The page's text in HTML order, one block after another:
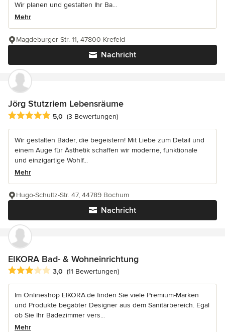
Wir planen und gestalten Ihr Ba...
Mehr
Nachricht
Magdeburger Str. 11, 47800 Krefeld
Jörg Stutzriem Lebensräume
Durchschnittliche Bewertung: 5 von 5 Sternen
5,0 (3 Bewertungen)
Wir gestalten Bäder, die begeistern! Mit Liebe zum Detail und
einem Auge für Ästhetik schaffen wir moderne, funktionale
und einzigartige Wohlf...
Mehr
Nachricht
Hugo-Schultz-Str. 47, 44789 Bochum
EIKORA Bad- & Wohneinrichtung
Durchschnittliche Bewertung: 3 von 5 Sternen
3,0 (11 Bewertungen)
Im Onlineshop EIKORA.de finden Sie viele Premium-Marken
und Produkte begabter Designer aus dem Sanitärbereich. Egal
ob Sie Ihr Badezimmer vers...
Mehr